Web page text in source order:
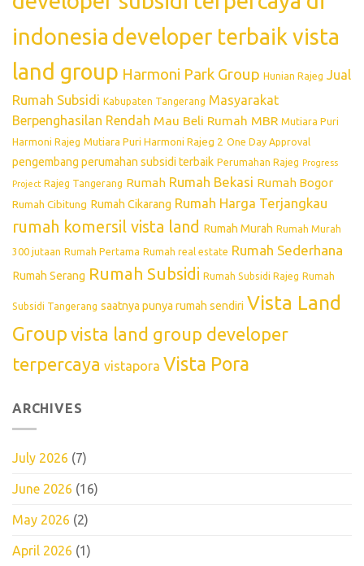
indonesia developer terbaik vista
land group Harmoni Park Group Hunian Rajeg Jual
Rumah Subsidi Kabupaten Tangerang Masyarakat
Berpenghasilan Rendah Mau Beli Rumah MBR Mutiara Puri
Harmoni Rajeg Mutiara Puri Harmoni Rajeg 2 One Day Approval
pengembang perumahan subsidi terbaik Perumahan Rajeg Progress
Project Rajeg Tangerang Rumah Rumah Bekasi Rumah Bogor
Rumah Cibitung Rumah Cikarang Rumah Harga Terjangkau
rumah komersil vista land Rumah Murah Rumah Murah
300 jutaan Rumah Pertama Rumah real estate Rumah Sederhana
Rumah Serang Rumah Subsidi Rumah Subsidi Rajeg Rumah
Subsidi Tangerang saatnya punya rumah sendiri Vista Land
Group vista land group developer
terpercaya vistapora Vista Pora
ARCHIVES
July 2026 (7)
June 2026 (16)
May 2026 (2)
April 2026 (1)